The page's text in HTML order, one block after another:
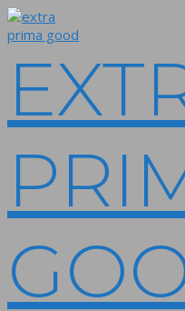
Skip
to